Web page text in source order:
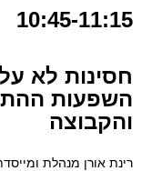
10:45-11:15
חסינות לא
השפעות
והקבוצה
רינת אורן מנהלת